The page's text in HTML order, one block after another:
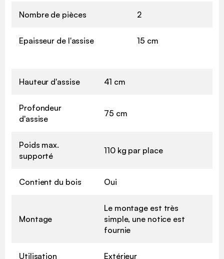
Nombre de pièces 2
Epaisseur de l'assise 15 cm
Hauteur d'assise 41 cm
Profondeur
d'assise
75 cm
Poids max.
supporté
110 kg par place
Contient du bois Oui
Montage
Le montage est très
simple, une notice est
fournie
Utilisation Extérieur